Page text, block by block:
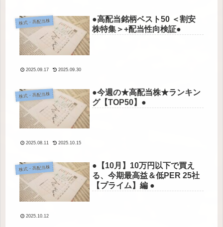
株式・高配当株
●高配当銘柄ベスト50 ＜割安
株特集＞+配当性向検証●
2025.09.17 2025.09.30
株式・高配当株
●今週の★高配当株★ランキン
グ【TOP50】●
2025.08.11 2025.10.15
株式・高配当株
●【10月】10万円以下で買え
る、今期最高益＆低PER 25社
【プライム】編 ●
2025.10.12